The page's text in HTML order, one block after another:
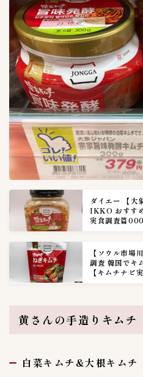
ドラジキムチ(桔梗) 1
ニラキムチ 1
ネギキムチ
ポッサムキムチ 1
ヨルムキムチ 1
割り干し大根キムチ 1
明太ムシリ漬 0
梅干しキムチ 2
水キムチ 1
海鮮キムチ 3
生青唐辛子味噌漬け
白菜キムチ
胡瓜キムチ
青唐辛子味噌漬け
青唐辛子醤油漬け 0
韓国バンチャン 1
ダイエー 【大
IKKO おすす
実食調査篇
【ソウル市場
調査 韓国でキ
【キムチナビ
黄さんの手造りキムチ
白菜キムチ&大根キムチ